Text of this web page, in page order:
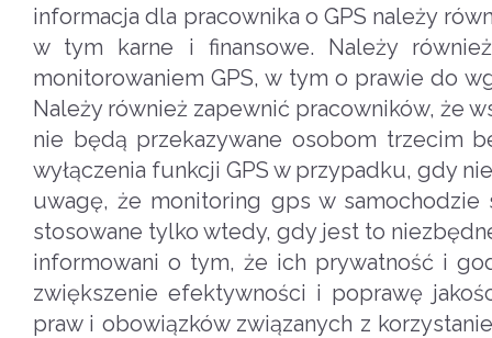
informacja dla pracownika o GPS należy
w tym karne i finansowe. Należy
monitorowaniem GPS, w tym o prawie do
Należy również zapewnić pracowników, że
nie będą przekazywane osobom trzecim
wyłączenia funkcji GPS w przypadku, gdy
uwagę, że monitoring gps w
stosowane tylko wtedy, gdy jest to
informowani o tym, że ich prywatność i
zwiększenie efektywności i poprawę
praw i obowiązków związanych z